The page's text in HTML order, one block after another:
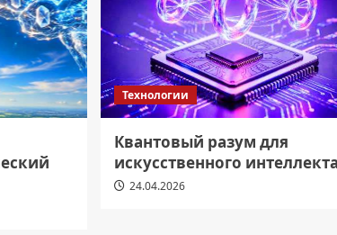
Технологии
Квантовый разум для
искусственного
24.04.2026